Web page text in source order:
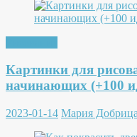
Картинки для
начинающих (+100
2023-01-14 Мария Добрица